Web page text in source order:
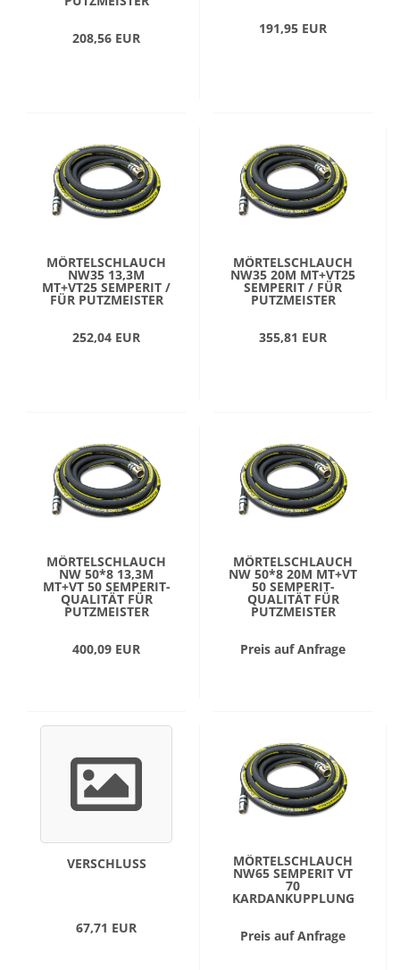
208,56 EUR
191,95 EUR
MÖRTELSCHLAUCH
NW35 13,3M
MT+VT25 SEMPERIT /
FÜR PUTZMEISTER
252,04 EUR
MÖRTELSCHLAUCH
NW35 20M MT+VT25
SEMPERIT / FÜR
PUTZMEISTER
355,81 EUR
MÖRTELSCHLAUCH
NW 50*8 13,3M
MT+VT 50 SEMPERIT-
QUALITÄT FÜR
PUTZMEISTER
400,09 EUR
MÖRTELSCHLAUCH
NW 50*8 20M MT+VT
50 SEMPERIT-
QUALITÄT FÜR
PUTZMEISTER
Preis auf Anfrage
VERSCHLUSS
67,71 EUR
MÖRTELSCHLAUCH
NW65 SEMPERIT VT
70
KARDANKUPPLUNG
Preis auf Anfrage